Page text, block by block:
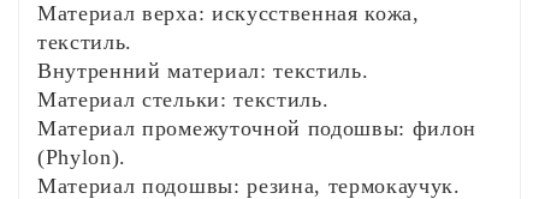
Материал верха: искусственная кожа,
текстиль.
Внутренний материал: текстиль.
Материал стельки: текстиль.
Материал промежуточной подошвы: филон
(Phylon).
Материал подошвы: резина, термокаучук.